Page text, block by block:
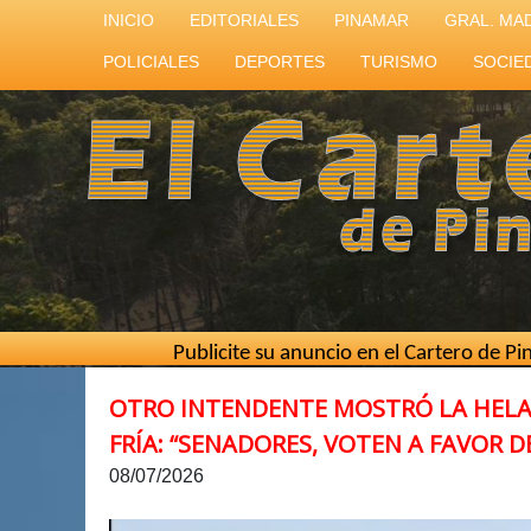
INICIO EDITORIALES PINAMAR GRAL.
POLICIALES DEPORTES TURISMO
Publicite su anuncio en el Cartero de Pinamar //
OTRO INTENDENTE MOSTRÓ LA
FRÍA: “SENADORES, VOTEN A FAVOR
08/07/2026